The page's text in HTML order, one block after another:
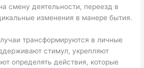
смену деятельности, переезд в
изменения в манере бытия.
трансформируются в личные
стимул, укрепляют
определять действия, которые